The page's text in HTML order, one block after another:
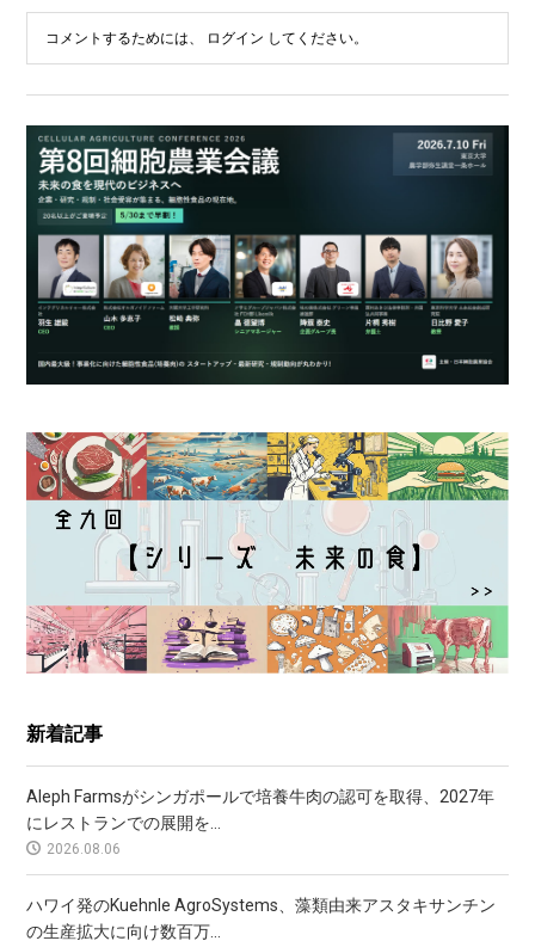
コメントするためには、 ログイン してください。
新着記事
Aleph Farmsがシンガポールで培養牛肉の認可を取得、2027年
にレストランでの展開を...
2026.08.06
ハワイ発のKuehnle AgroSystems、藻類由来アスタキサンチン
の生産拡大に向け数百万...